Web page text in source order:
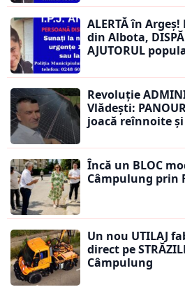
ALERTĂ în
din Albota,
AJUTORUL
Revoluție
Vlădești:
joacă reînnoite și
Încă un BLOC
Câmpulung prin
Un nou UTILAJ
direct pe
Câmpulung